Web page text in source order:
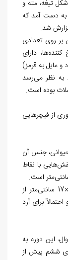
شکل تیغه، مته و
به دست آمد که
شد.
بر روی تعدادی
ها، دارای
و مایل به قرمز)
به نظر میرسد
بوده است.
از فیچرهایی
جنس آن
هایی با نقاط
متر است.
متر از
برای آرد
این دوره به
ی ششم پیش از